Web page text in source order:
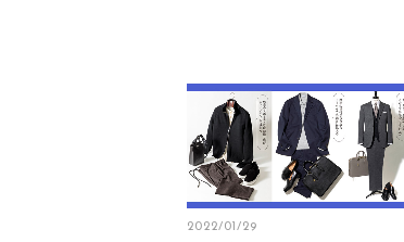
2022/01/29